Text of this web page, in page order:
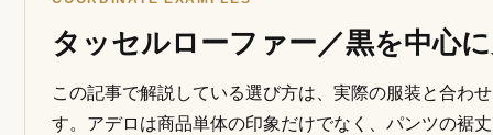
タッセルローファー／黒を中心
この記事で解説している選び方は、実際の服装と合わ
す。アデロは商品単体の印象だけでなく、パンツの裾